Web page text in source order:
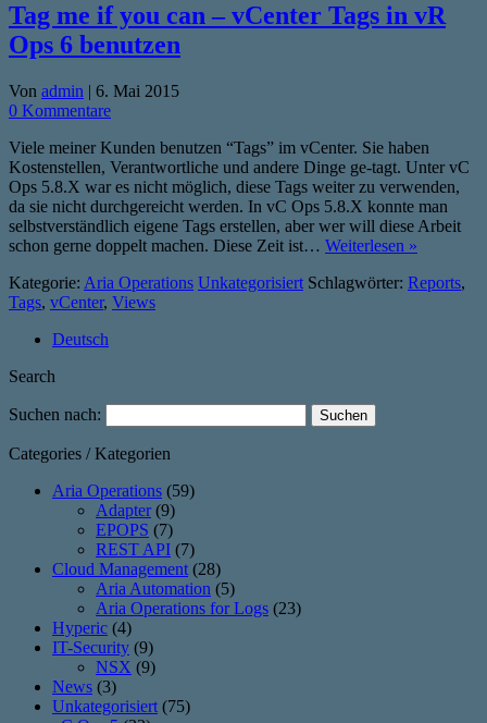
Tag me if you can – vCenter Tags in vR
Ops 6 benutzen
Von admin | 6. Mai 2015
0 Kommentare
Viele meiner Kunden benutzen “Tags” im vCenter. Sie haben
Kostenstellen, Verantwortliche und andere Dinge ge-tagt. Unter vC
Ops 5.8.X war es nicht möglich, diese Tags weiter zu verwenden,
da sie nicht durchgereicht werden. In vC Ops 5.8.X konnte man
selbstverständlich eigene Tags erstellen, aber wer will diese Arbeit
schon gerne doppelt machen. Diese Zeit ist… Weiterlesen »
Kategorie: Aria Operations Unkategorisiert Schlagwörter: Reports,
Tags, vCenter, Views
Deutsch
Search
Suchen nach:
Categories / Kategorien
Aria Operations (59)
Adapter (9)
EPOPS (7)
REST API (7)
Cloud Management (28)
Aria Automation (5)
Aria Operations for Logs (23)
Hyperic (4)
IT-Security (9)
NSX (9)
News (3)
Unkategorisiert (75)